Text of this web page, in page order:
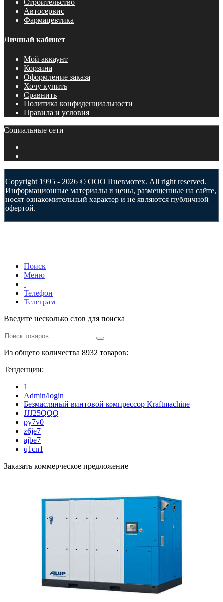
Строительство
Автосервис
Фармацевтика
Личный кабинет
Мой аккаунт
Корзина
Оформление заказа
Хочу купить
Сравнить
Политика конфиденциальности
Правила и условия
Социальные сети
Copyright 1995 - 2026 © ООО Пневмотех. All right reserved.
Информационные материалы и цены, размещенные на сайте,
носят ознакомительный характер и не являются публичной
офертой.
Поиск
Меню
Телефон
Телеграм
Введите несколько слов для поиска
Из общего количества 8932 товаров:
Тенденции:
1
Admin/login
Безмасляный винтовой компрессор Kraftmaсhine
JJJ25QQQ
py7v0
z6je7
ajbe7
q1cn1
Заказать коммерческое предложение